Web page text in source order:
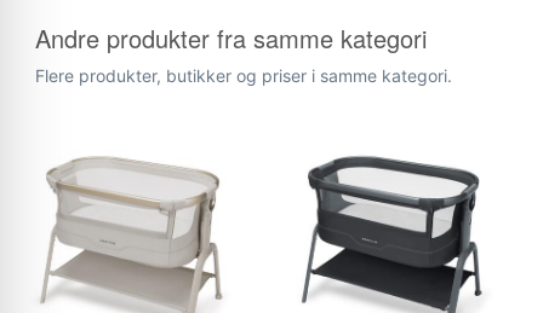
Andre produkter fra samme kategori
Flere produkter, butikker og priser i samme kategori.